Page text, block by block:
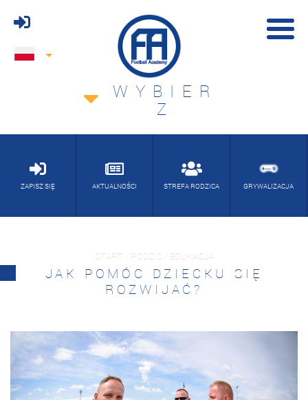
WYBIER
Z
ZAPISZ SIĘ AKTUALNOŚCI STREFA RODZICA GRYWALIZACJA
START / RODZIC / EDUKACJA
JAK POMÓC DZIECKU SIĘ
ROZWIJAĆ?